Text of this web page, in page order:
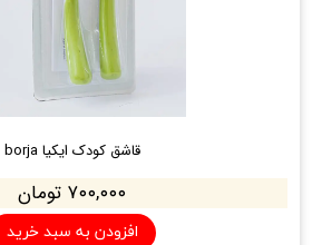
قاشق کودک ایکیا borja
۷۰۰,۰۰۰ تومان
افزودن به سبد خرید